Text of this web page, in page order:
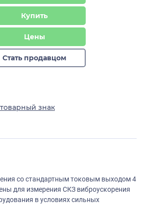
Купить
Цены
Стать продавцом
знак
со стандартным токовым выходом 4
для измерения СКЗ виброускорения
в условиях сильных